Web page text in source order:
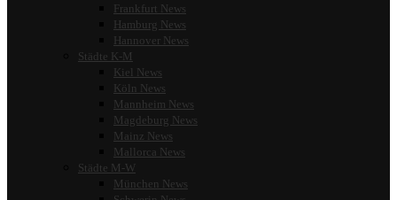
Frankfurt News
Hamburg News
Hannover News
Städte K-M
Kiel News
Köln News
Mannheim News
Magdeburg News
Mainz News
Mallorca News
Städte M-W
München News